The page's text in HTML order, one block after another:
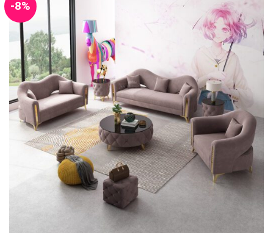
-8%